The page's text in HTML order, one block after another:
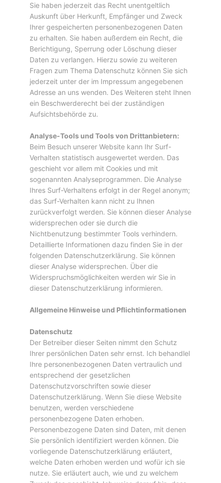
Sie haben jederzeit das Recht unentgeltlich
Auskunft über Herkunft, Empfänger und Zweck
Ihrer gespeicherten personenbezogenen Daten
zu erhalten. Sie haben außerdem ein Recht, die
Berichtigung, Sperrung oder Löschung dieser
Daten zu verlangen. Hierzu sowie zu weiteren
Fragen zum Thema Datenschutz können Sie sich
jederzeit unter der im Impressum angegebenen
Adresse an uns wenden. Des Weiteren steht Ihnen
ein Beschwerderecht bei der zuständigen
Aufsichtsbehörde zu.
Analyse-Tools und Tools von Drittanbietern:
Beim Besuch unserer Website kann Ihr Surf-
Verhalten statistisch ausgewertet werden. Das
geschieht vor allem mit Cookies und mit
sogenannten Analyseprogrammen. Die Analyse
Ihres Surf-Verhaltens erfolgt in der Regel anonym;
das Surf-Verhalten kann nicht zu Ihnen
zurückverfolgt werden. Sie können dieser Analyse
widersprechen oder sie durch die
Nichtbenutzung bestimmter Tools verhindern.
Detaillierte Informationen dazu finden Sie in der
folgenden Datenschutzerklärung. Sie können
dieser Analyse widersprechen. Über die
Widerspruchsmöglichkeiten werden wir Sie in
dieser Datenschutzerklärung informieren.
Allgemeine Hinweise und Pflichtinformationen
Datenschutz
Der Betreiber dieser Seiten nimmt den Schutz
Ihrer persönlichen Daten sehr ernst. Ich behandlel
Ihre personenbezogenen Daten vertraulich und
entsprechend der gesetzlichen
Datenschutzvorschriften sowie dieser
Datenschutzerklärung. Wenn Sie diese Website
benutzen, werden verschiedene
personenbezogene Daten erhoben.
Personenbezogene Daten sind Daten, mit denen
Sie persönlich identifiziert werden können. Die
vorliegende Datenschutzerklärung erläutert,
welche Daten erhoben werden und wofür ich sie
nutze. Sie erläutert auch, wie und zu welchem